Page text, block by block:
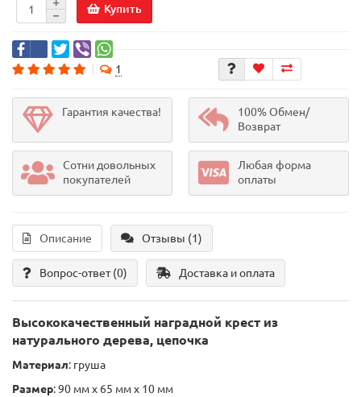
Купить
1
Гарантия качества!
100% Обмен/
Возврат
Сотни довольных
покупателей
Любая форма
оплаты
Описание Отзывы (1)
Вопрос-ответ(0) Доставка и оплата
Высококачественный наградной крест из
натурального дерева, цепочка
Материал: груша
Размер: 90 мм х 65 мм х 10 мм